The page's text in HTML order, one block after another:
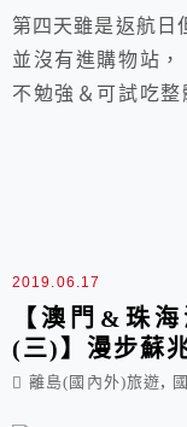
第四天雖是返航日
並沒有進購物站
不勉強＆可試吃
【澳門&珠海海
2019.06.17
【澳門&珠
(三)】漫步蘇
離島(國內外)旅遊,